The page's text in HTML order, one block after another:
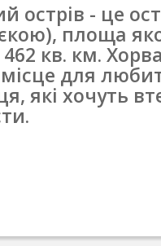
острів - це
площа
кв. км.
для
які хочуть